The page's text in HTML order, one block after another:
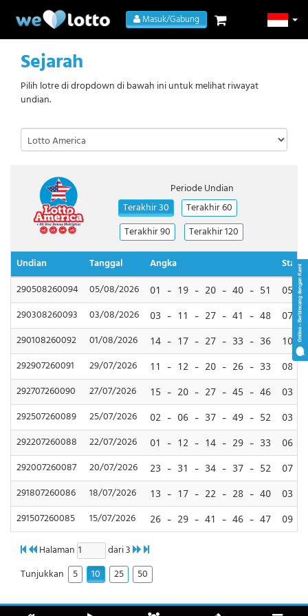
Masuk/Gabung
Sejarah
Pilih lotre di dropdown di bawah ini untuk melihat riwayat
undian.
Periode Undian
Terakhir 30
Terakhir 60
Terakhir 90
Terakhir 120
Undian
Tanggal Angka
Star
290508260094
05/08/2026 01 - 19 - 20 - 40 - 51 05
290308260093 03/08/2026 03 - 11 - 27 - 41 - 48 07
290108260092 01/08/2026 14 - 17 - 27 - 33 - 36 10
292907260091 29/07/2026 11 - 12 - 20 - 26 - 33 08
292707260090 27/07/2026 15 - 20 - 27 - 45 - 46 03
292507260089 25/07/2026 02 - 06 - 37 - 49 - 52 03
292207260088 22/07/2026 01 - 12 - 14 - 29 - 33 06
292007260087 20/07/2026 23 - 31 - 34 - 37 - 52 07
291807260086 18/07/2026 13 - 17 - 22 - 28 - 40 03
291507260085 15/07/2026 26 - 29 - 41 - 46 - 47 09
Halaman
dari 3
Tunjukkan
5 10 25 50